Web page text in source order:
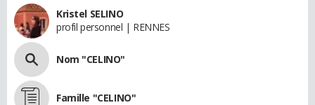
Kristel SELINO
profil personnel | RENNES
Nom "CELINO"
Famille "CELINO"